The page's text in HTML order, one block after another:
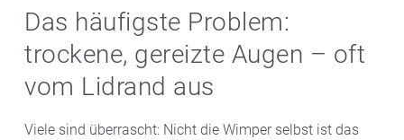
Das häufigste Problem:
trockene, gereizte Augen – oft
vom Lidrand aus
Viele sind überrascht: Nicht die Wimper selbst ist das